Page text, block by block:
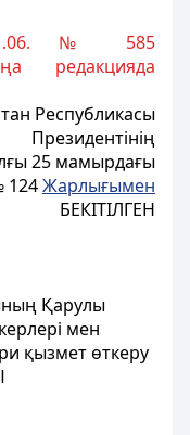
№ 585
редакцияда
Республикасы
Президентінің
25 мамырдағы
124Жарлығымен
БЕКІТІЛГЕН
Қарулы
мен
қызмет өткеру